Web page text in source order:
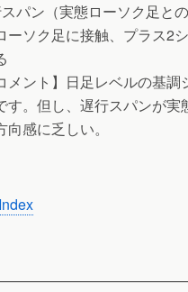
スパン（実態ローソク足と
ーソク足に接触、プラス2
メント】日足レベルの基
す。但し、遅行スパンが実
感に乏しい。